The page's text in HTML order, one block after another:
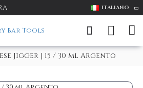
ITALIANO
Jigger | 15 / 30 ml Argento